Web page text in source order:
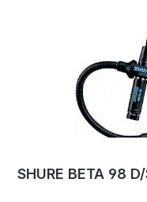
SHURE BETA 98